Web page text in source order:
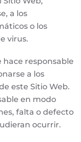
a los
o los
virus.
responsable
a los
este Sitio Web.
en modo
falta o defecto
ocurrir.